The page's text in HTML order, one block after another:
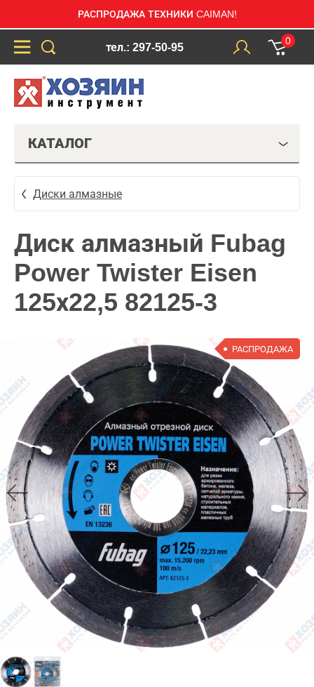
РАСПРОДАЖА ТЕХНИКИ CAIMAN!
тел.: 297-50-95
0
КАТАЛОГ
Диски алмазные
Диск алмазный Fubag
Power Twister Eisen
125х22,5 82125-3
РАСПРОДАЖА